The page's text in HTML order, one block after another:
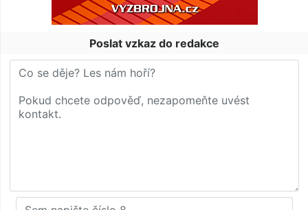
Poslat vzkaz do redakce